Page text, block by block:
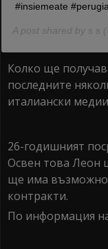
#insiemeate
A post shared by s s
Колко ще
последните
италиански
26-годишният
Освен това Леон
ще има
контракти.
По информация